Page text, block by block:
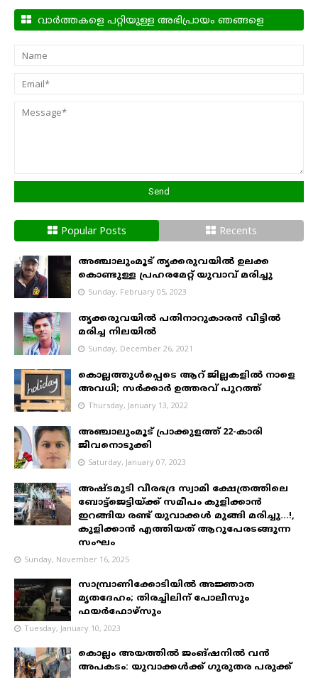
വാർത്തകളെ പറ്റിയുള്ള അഭിപ്രായം ഞങ്ങളെ
Popular Posts Recents
അഞ്ചാലുംമൂട് തൃക്കരുവയിൽ ഉലക്ക
കൊണ്ടുള്ള പ്രഹരമേറ്റ് യുവാവ് മരിച്ചു
Sunday, February 05, 2023
തൃക്കരുവയിൽ പതിനാറുകാരൻ വീട്ടിൽ
മരിച്ച നിലയിൽ
Sunday, December 26, 2021
കൊല്ലത്തുൾപ്പെടെ ആറ് ജില്ലകളിൽ നാളെ
അവധി; സർക്കാർ ഉത്തരവ് പുറത്ത്
Thursday, January 13, 2022
അഞ്ചാലുംമൂട് പ്രാക്കുളത്ത് 22-കാരി
ജീവനൊടുക്കി
Saturday, January 07, 2023
അഷ്ടമുടി വീരഭദ്ര സ്വാമി ക്ഷേത്രത്തിലെ
ബോട്ട്ജെട്ടിയ്ക്ക് സമീപം കുളിക്കാൻ
ഇറങ്ങിയ രണ്ട് യുവാക്കൾ മുങ്ങി മരിച്ചു...!,
കുളിക്കാൻ എത്തിയത് ആറുപേരടങ്ങുന്ന
സംഘം
Sunday, November 16, 2025
സാമ്പ്രാണിക്കോടിയിൽ അജ്ഞാത
മൃതദേഹം; തിരച്ചിലിന് പോലീസും
ഫയർഫോഴ്‌സും
Tuesday, January 10, 2023
കൊല്ലം അയത്തിൽ ജംങ്ഷനിൽ വൻ
അപകടം: യുവാക്കൾക്ക് ഗുരുതര പരുക്ക്